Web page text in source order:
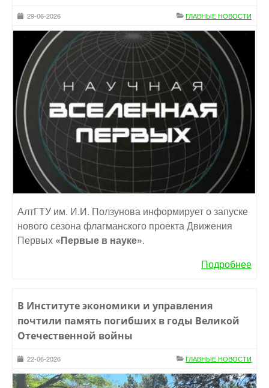
29-06-2026 ГЛАВНЫЕ НОВОСТИ
АлтГТУ им. И.И. Ползунова информирует о запуске
нового сезона флагманского проекта Движения
Первых «Первые в науке».
Подробнее
В Институте экономики и управления
почтили память погибших в годы Великой
Отечественной войны
22-06-2026 ГЛАВНЫЕ НОВОСТИ